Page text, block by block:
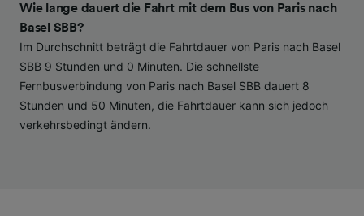
Wie lange dauert die Fahrt mit dem Bus von Paris nach
Basel SBB?
Im Durchschnitt beträgt die Fahrtdauer von Paris nach Basel
SBB 9 Stunden und 0 Minuten. Die schnellste
Fernbusverbindung von Paris nach Basel SBB dauert 8
Stunden und 50 Minuten, die Fahrtdauer kann sich jedoch
verkehrsbedingt ändern.
Verwendung genauer Standortdaten.
Endgeräteeigenschaften zur Identifikation
aktiv abfragen. Speichern von oder Zugriff auf
Informationen auf einem Endgerät.
Personalisierte Werbung und Inhalte, Messung
von Werbeleistung und der Performance von
Inhalten, Zielgruppenforschung sowie
Entwicklung und Verbesserung von